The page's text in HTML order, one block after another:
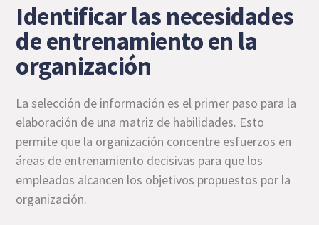
Identificar las necesidades
de entrenamiento en la
organización
La selección de información es el primer paso para la
elaboración de una matriz de habilidades. Esto
permite que la organización concentre esfuerzos en
áreas de entrenamiento decisivas para que los
empleados alcancen los objetivos propuestos por la
organización.